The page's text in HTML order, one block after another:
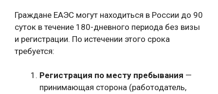
Граждане ЕАЭС могут находиться в России до 90
суток в течение 180-дневного периода без визы
и регистрации. По истечении этого срока
требуется:
Регистрация по месту пребывания —
принимающая сторона (работодатель,